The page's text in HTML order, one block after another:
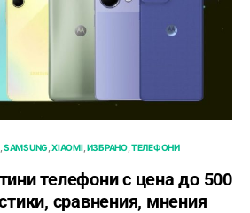
SAMSUNG XIAOMI ИЗБРАНО ТЕЛЕФОНИ
телефони с ценa до 500
сравнения, мнения